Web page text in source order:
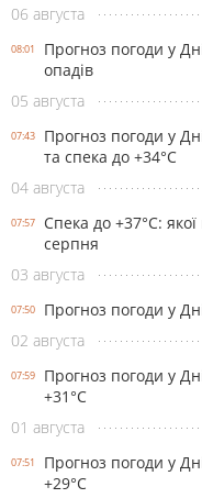
06 августа
08:01
Прогноз погоди у
опадів
05 августа
07:43
Прогноз погоди у
та спека до +34°С
04 августа
07:57
Спека до +37°С:
серпня
03 августа
07:50
Прогноз погоди у
02 августа
07:59
Прогноз погоди у
+31°С
01 августа
07:51
Прогноз погоди у
+29°С